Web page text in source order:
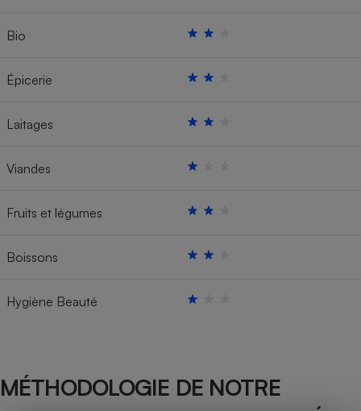
Bio
Épicerie
Laitages
Viandes
Fruits et légumes
Boissons
Hygiène Beauté
MÉTHODOLOGIE DE NOTRE